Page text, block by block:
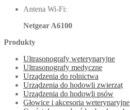
Antena Wi-Fi:
Netgear A6100
Produkty
Ultrasonografy weterynaryjne
Ultrasonografy medyczne
Urządzenia do rolnictwa
Urządzenia do hodowli zwierząt
Urządzenia do hodowli psów
Głowice i akcesoria weterynaryjne